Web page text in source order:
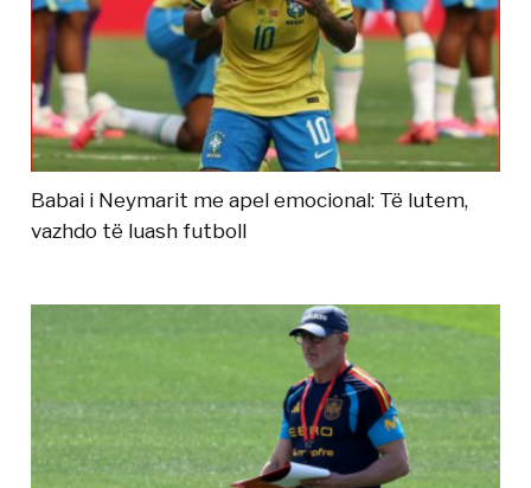
Babai i Neymarit me apel emocional: Të lutem,
vazhdo të luash futboll